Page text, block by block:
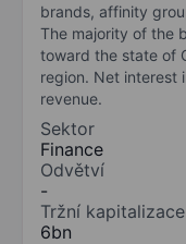
brands, affinity
The majority of the
toward the state of
region. Net interest
revenue.
Sektor
Finance
Odvětví
-
Tržní kapitalizace
6bn